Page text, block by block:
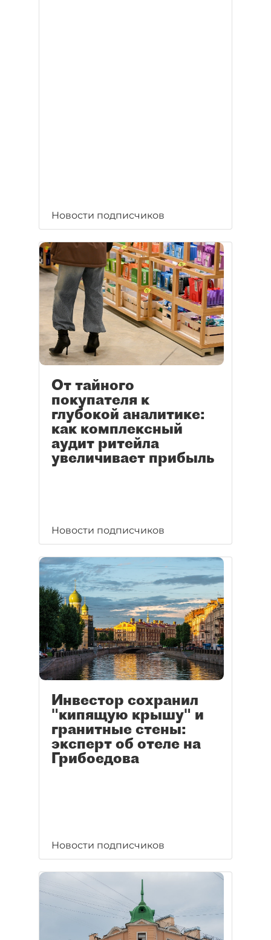
Новости подписчиков
От тайного
покупателя к
глубокой аналитике:
как комплексный
аудит ритейла
увеличивает прибыль
Новости подписчиков
Инвестор сохранил
"кипящую крышу" и
гранитные стены:
эксперт об отеле на
Грибоедова
Новости подписчиков